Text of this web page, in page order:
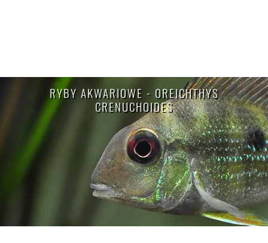
RYBY AKWARIOWE - OREICHTHYS
CRENUCHOIDES